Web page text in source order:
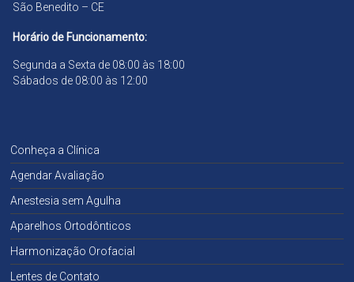
São Benedito – CE
Horário de Funcionamento:
Segunda a Sexta de 08:00 às 18:00
Sábados de 08:00 às 12:00
Conheça a Clínica
Agendar Avaliação
Anestesia sem Agulha
Aparelhos Ortodônticos
Harmonização Orofacial
Lentes de Contato